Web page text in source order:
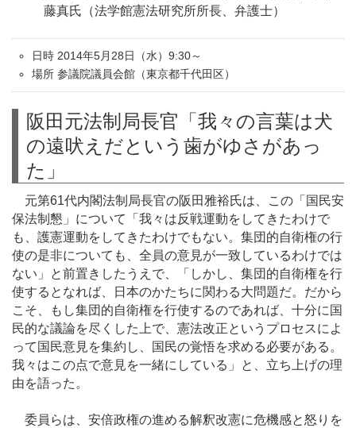
藤真氏（法学館憲法研究所所長、弁護士）
日時 2014年5月28日（水）9:30～
場所 参議院議員会館（東京都千代田区）
阪田元法制局長官「我々の言葉は犬
の遠吠えだという歯がゆさがあっ
た」
元第61代内閣法制局長官の阪田雅裕氏は、この「国民安
保法制懇」について「我々は反戦運動をしてきたわけで
も、護憲運動をしてきたわけでもない。集団的自衛権の行
使の是非についても、全員の意見が一致しているわけでは
ない」と前置きしたうえで、「しかし、集団的自衛権を行
使するとなれば、日本のかたちに関わる大問題だ。だから
こそ、もし集団的自衛権を行使するのであれば、十分に国
民的な議論を尽くした上で、憲法改正というプロセスによ
って国民意見を集約し、国民の覚悟を求める必要がある。
我々はこの点で意見を一緒にしている」と、立ち上げの理
由を語った。
委員らは、安倍政権の進める解釈改憲に危機感と怒りを